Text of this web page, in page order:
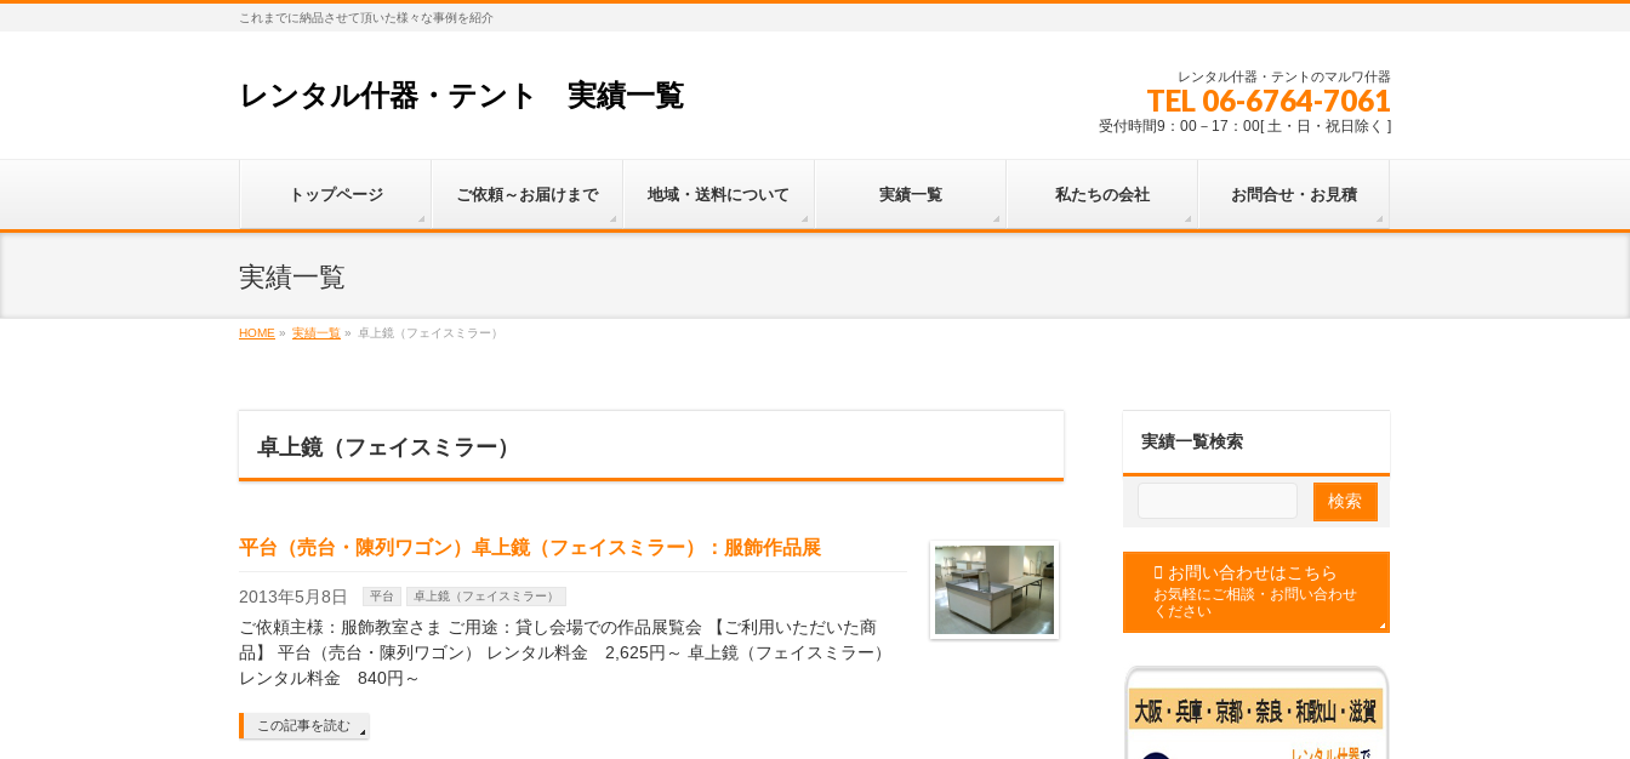
これまでに納品させて頂いた様々な事例を紹介
レンタル什器・テント 実績一覧
レンタル什器・テントのマルワ什器
TEL 06-6764-7061
受付時間9：00－17：00[ 土・日・祝日除く ]
トップページ ご依頼～お届けまで 地域・送料について 実績一覧 私たちの会社 お問合せ・お見積
実績一覧
HOME » 実績一覧 » 卓上鏡（フェイスミラー）
卓上鏡（フェイスミラー）
平台（売台・陳列ワゴン）卓上鏡（フェイスミラー）：服飾作品展
2013年5月8日 平台 卓上鏡（フェイスミラー）
ご依頼主様：服飾教室さま ご用途：貸し会場での作品展覧会 【ご利用いただいた商
品】 平台（売台・陳列ワゴン） レンタル料金 2,625円～ 卓上鏡（フェイスミラー）
レンタル料金 840円～
この記事を読む
実績一覧検索
お問い合わせはこちら
お気軽にご相談・お問い合わせ
ください